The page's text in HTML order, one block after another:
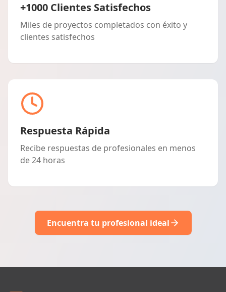
+1000 Clientes Satisfechos
Miles de proyectos completados con éxito y
clientes satisfechos
Respuesta Rápida
Recibe respuestas de profesionales en menos
de 24 horas
Encuentra tu profesional ideal